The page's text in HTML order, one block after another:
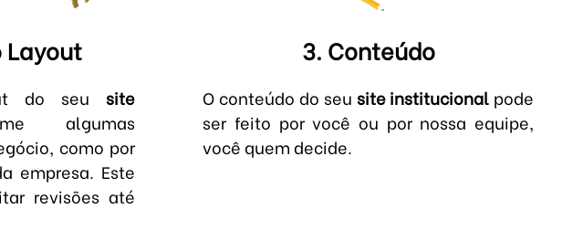
Layout
do seusite
algumas
como por
empresa. Este
revisões até
3. Conteúdo
O conteúdo do seu site institucional pode
ser feito por você ou por nossa equipe,
você quem decide.